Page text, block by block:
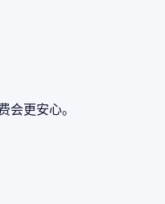
会更安心。